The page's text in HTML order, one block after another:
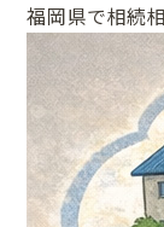
福岡県で相続